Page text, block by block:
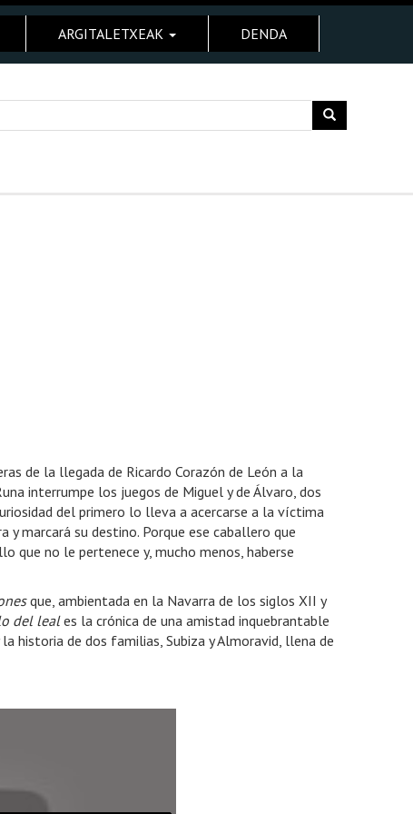
ARGITALETXEAK DENDA
de la llegada de Ricardo Corazón de León a la
interrumpe los juegos de Miguel y de Álvaro, dos
del primero lo lleva a acercarse a la víctima
marcará su destino. Porque ese caballero que
que no le pertenece y, mucho menos, haberse
que, ambientada en la Navarra de los siglos XII y
del leales la crónica de una amistad inquebrantable
historia de dos familias, Subiza y Almoravid, llena de